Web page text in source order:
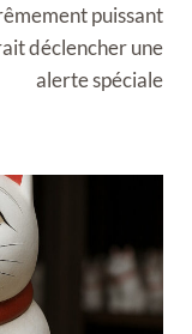
puissant
déclencher une
alerte spéciale